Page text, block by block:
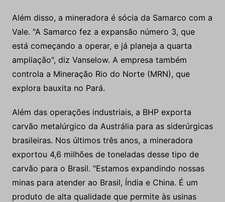
Além disso, a mineradora é sócia da Samarco com a
Vale. "A Samarco fez a expansão número 3, que
está começando a operar, e já planeja a quarta
ampliação", diz Vanselow. A empresa também
controla a Mineração Rio do Norte (MRN), que
explora bauxita no Pará.
Além das operações industriais, a BHP exporta
carvão metalúrgico da Austrália para as siderúrgicas
brasileiras. Nos últimos três anos, a mineradora
exportou 4,6 milhões de toneladas desse tipo de
carvão para o Brasil. "Estamos expandindo nossas
minas para atender ao Brasil, Índia e China. É um
produto de alta qualidade que permite às usinas